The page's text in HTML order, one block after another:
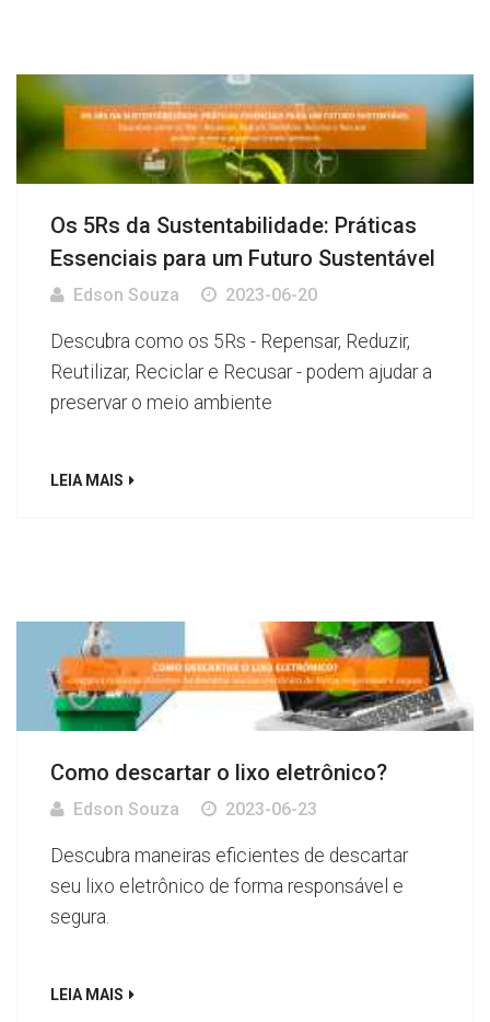
Os 5Rs da Sustentabilidade: Práticas
Essenciais para um Futuro Sustentável
Edson Souza 2023-06-20
Descubra como os 5Rs - Repensar, Reduzir,
Reutilizar, Reciclar e Recusar - podem ajudar a
preservar o meio ambiente
LEIA MAIS
Como descartar o lixo eletrônico?
Edson Souza 2023-06-23
Descubra maneiras eficientes de descartar
seu lixo eletrônico de forma responsável e
segura.
LEIA MAIS